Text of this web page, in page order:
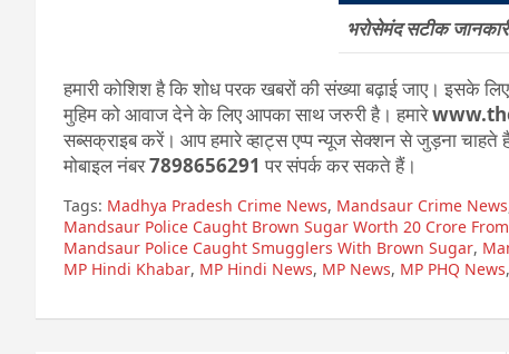
भरोसेमंद सटीक
हमारी कोशिश है कि शोध परक खबरों की संख्या बढ़ाई जाए। इसके
मुहिम को आवाज देने के लिए आपका साथ जरुरी है। हमारे
सब्सक्राइब करें। आप हमारे व्हाट्स एप्प न्यूज सेक्शन से जुड़ना चाहते हैं
मोबाइल नंबर7898656291 पर संपर्क कर सकते हैं।
Tags: Madhya Pradesh Crime News, Mandsaur Crime News
Mandsaur Police Caught Brown Sugar Worth 20 Crore
Mandsaur Police Caught Smugglers With Brown Sugar,
MP Hindi Khabar, MP Hindi News, MP News, MP PHQ News,